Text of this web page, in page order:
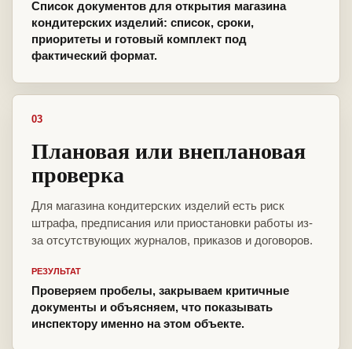
Список документов для открытия магазина
кондитерских изделий: список, сроки,
приоритеты и готовый комплект под
фактический формат.
03
Плановая или внеплановая
проверка
Для магазина кондитерских изделий есть риск
штрафа, предписания или приостановки работы из-
за отсутствующих журналов, приказов и договоров.
РЕЗУЛЬТАТ
Проверяем пробелы, закрываем критичные
документы и объясняем, что показывать
инспектору именно на этом объекте.